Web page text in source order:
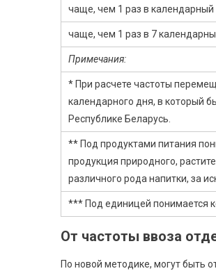
чаще, чем 1 раз в календарный
чаще, чем 1 раз в 7
Примечания:
* При расчете частоты
календарного дня, в который
Республике Беларусь.
** Под продуктами питания
продукция природного,
различного рода напитки, за
*** Под единицей понимается
От частоты ввоза
По новой методике, могут быть